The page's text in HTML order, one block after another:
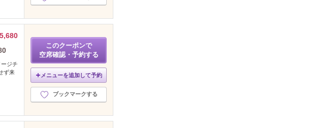
ジチ
ず来
このクーポンで
空席確認・予約する
メニューを追加して予約
ブックマークする